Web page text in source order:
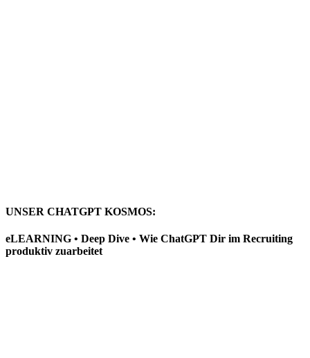
UNSER CHATGPT KOSMOS:
eLEARNING • Deep Dive • Wie ChatGPT Dir im Recruiting
produktiv zuarbeitet